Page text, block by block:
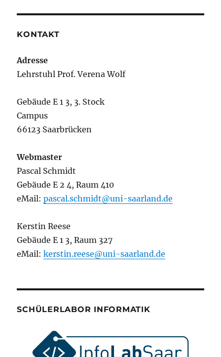
KONTAKT
Adresse
Lehrstuhl Prof. Verena Wolf
Gebäude E 1 3, 3. Stock
Campus
66123 Saarbrücken
Webmaster
Pascal Schmidt
Gebäude E 2 4, Raum 410
eMail:pascal.schmidt@uni-saarland.de
Kerstin Reese
Gebäude E 1 3, Raum 327
eMail:kerstin.reese@uni-saarland.de
SCHÜLERLABOR INFORMATIK